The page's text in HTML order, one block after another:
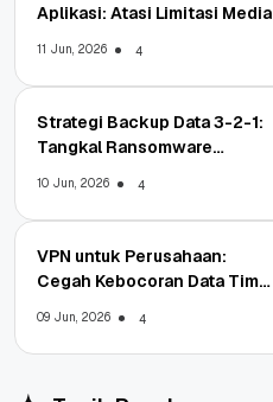
Aplikasi: Atasi Limitasi Media
11 Jun, 2026 4
Strategi Backup Data 3-2-1:
Tangkal Ransomware
10 Jun, 2026 4
VPN untuk Perusahaan:
Cegah Kebocoran Data Tim
09 Jun, 2026 4